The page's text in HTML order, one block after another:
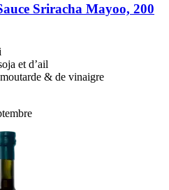
Sriracha Mayoo, 200
et d’ail
& de vinaigre